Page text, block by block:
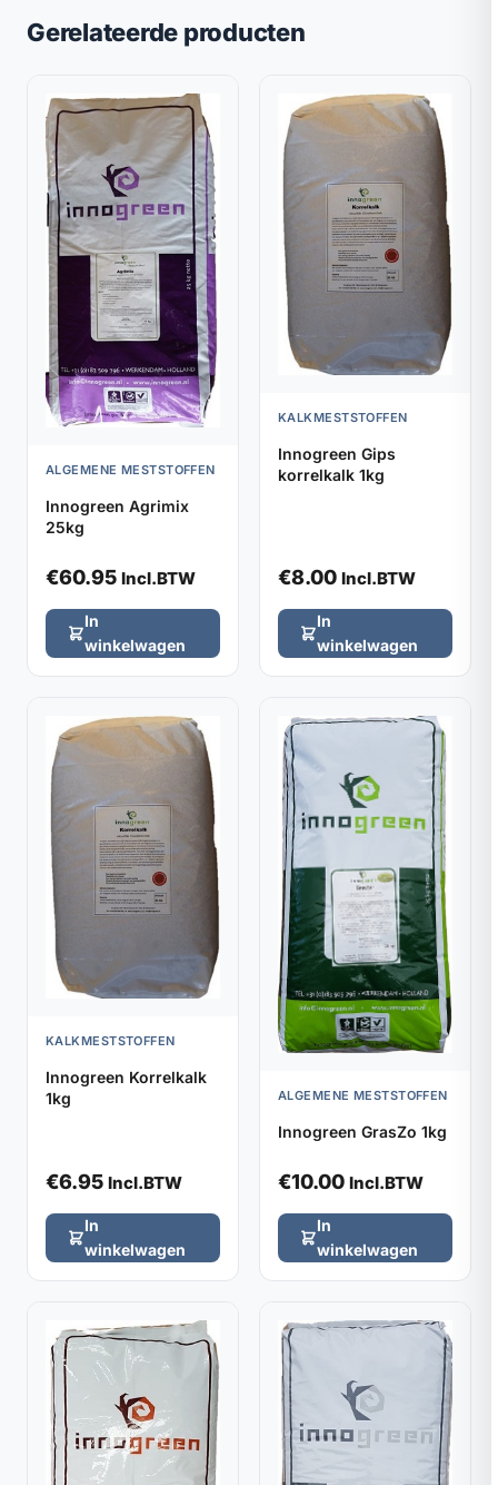
Gerelateerde producten
ALGEMENE MESTSTOFFEN
Innogreen Agrimix
25kg
€60.95 Incl.BTW
In
winkelwagen
KALKMESTSTOFFEN
Innogreen Gips
korrelkalk 1kg
€8.00 Incl.BTW
In
winkelwagen
KALKMESTSTOFFEN
Innogreen Korrelkalk
1kg
€6.95 Incl.BTW
In
winkelwagen
ALGEMENE MESTSTOFFEN
Innogreen GrasZo 1kg
€10.00 Incl.BTW
In
winkelwagen